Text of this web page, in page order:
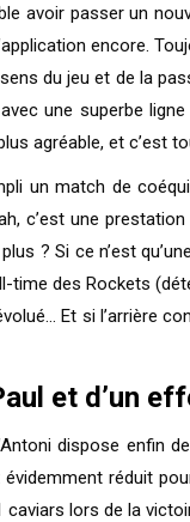
avoir passer un
encore.
du jeu et de la
une superbe
agréable, et c’est
un match de
c’est une
? Si ce n’est
des Rockets
Et si l’arrière
et d’un
dispose
réduit
lors de la